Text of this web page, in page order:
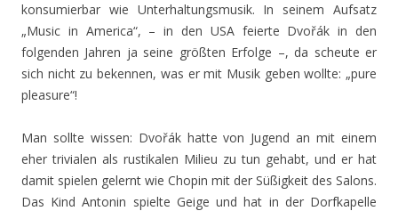
konsumierbar wie Unterhaltungsmusik. In seinem Aufsatz
„Music in America“, – in den USA feierte Dvořák in den
folgenden Jahren ja seine größten Erfolge –, da scheute er
sich nicht zu bekennen, was er mit Musik geben wollte: „pure
pleasure“!
Man sollte wissen: Dvořák hatte von Jugend an mit einem
eher trivialen als rustikalen Milieu zu tun gehabt, und er hat
damit spielen gelernt wie Chopin mit der Süßigkeit des Salons.
Das Kind Antonin spielte Geige und hat in der Dorfkapelle